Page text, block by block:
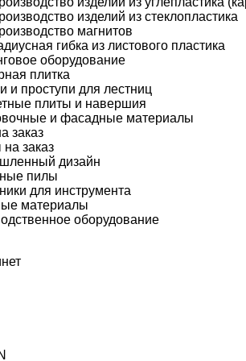
изделий из стеклопластика
магнитов
гибка из листового пластика
оборудование
плитка
и проступи для лестниц
плиты и навершия
и фасадные материалы
заказ
заказ
дизайн
пилы
для инструмента
материалы
оборудование